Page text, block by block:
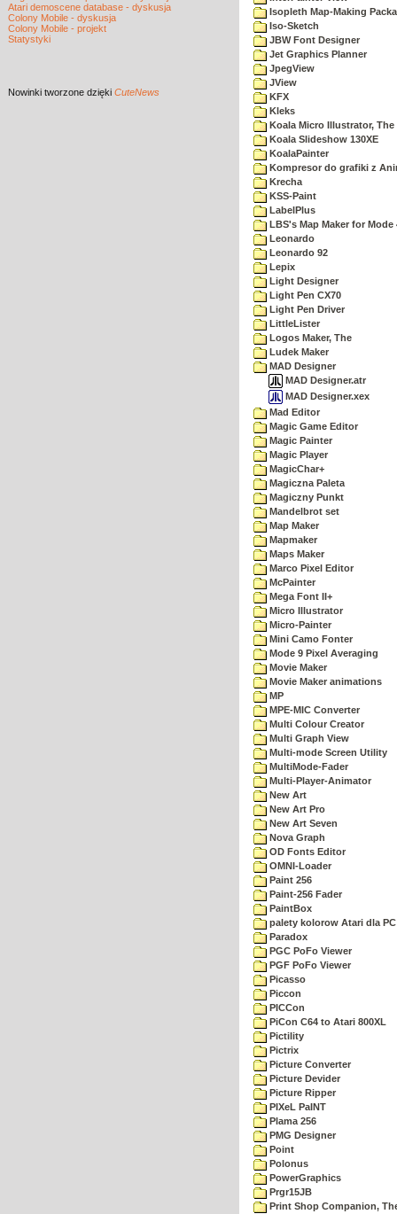
Atari demoscene database - dyskusja
Colony Mobile - dyskusja
Colony Mobile - projekt
Statystyki
Nowinki tworzone dzięki CuteNews
Isopleth Map-Making
Iso-Sketch
JBW Font Designer
Jet Graphics Planner
JpegView
JView
KFX
Kleks
Koala Micro Illustrator, The
Koala Slideshow 130XE
KoalaPainter
Kompresor do grafiki z
Krecha
KSS-Paint
LabelPlus
LBS's Map Maker for Mode
Leonardo
Leonardo 92
Lepix
Light Designer
Light Pen CX70
Light Pen Driver
LittleLister
Logos Maker, The
Ludek Maker
MAD Designer
MAD Designer.atr
MAD Designer.xex
Mad Editor
Magic Game Editor
Magic Painter
Magic Player
MagicChar+
Magiczna Paleta
Magiczny Punkt
Mandelbrot set
Map Maker
Mapmaker
Maps Maker
Marco Pixel Editor
McPainter
Mega Font II+
Micro Illustrator
Micro-Painter
Mini Camo Fonter
Mode 9 Pixel Averaging
Movie Maker
Movie Maker animations
MP
MPE-MIC Converter
Multi Colour Creator
Multi Graph View
Multi-mode Screen Utility
MultiMode-Fader
Multi-Player-Animator
New Art
New Art Pro
New Art Seven
Nova Graph
OD Fonts Editor
OMNI-Loader
Paint 256
Paint-256 Fader
PaintBox
palety kolorow Atari dla PC
Paradox
PGC PoFo Viewer
PGF PoFo Viewer
Picasso
Piccon
PICCon
PiCon C64 to Atari 800XL
Pictility
Pictrix
Picture Converter
Picture Devider
Picture Ripper
PIXeL PaINT
Plama 256
PMG Designer
Point
Polonus
PowerGraphics
Prgr15JB
Print Shop Companion,